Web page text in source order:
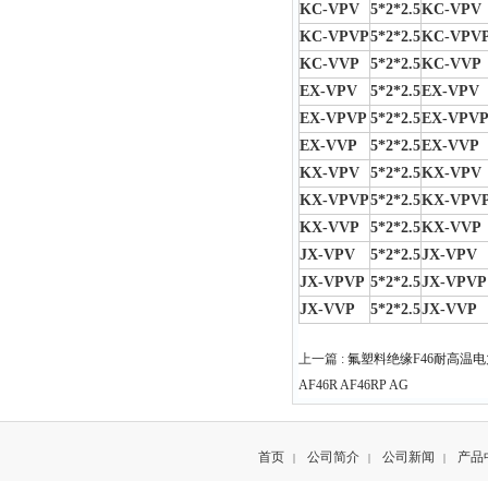
KC-VPV
5*2*2.5KC-VPV
KC-VPVP5*2*2.5KC-
KC-VVP
5*2*2.5KC-VVP
EX-VPV
5*2*2.5EX-VPV
EX-VPVP 5*2*2.5EX-VPVP
EX-VVP
5*2*2.5EX-VVP
KX-VPV
5*2*2.5KX-VPV
KX-VPVP5*2*2.5KX-
KX-VVP
5*2*2.5KX-VVP
JX-VPV
5*2*2.5JX-VPV
JX-VPVP 5*2*2.5JX-VPVP
JX-VVP
5*2*2.5JX-VVP
上一篇 : 氟塑料绝缘F46耐高温
AF46R AF46RP AG
首页 | 公司简介 | 公司新闻 | 产品